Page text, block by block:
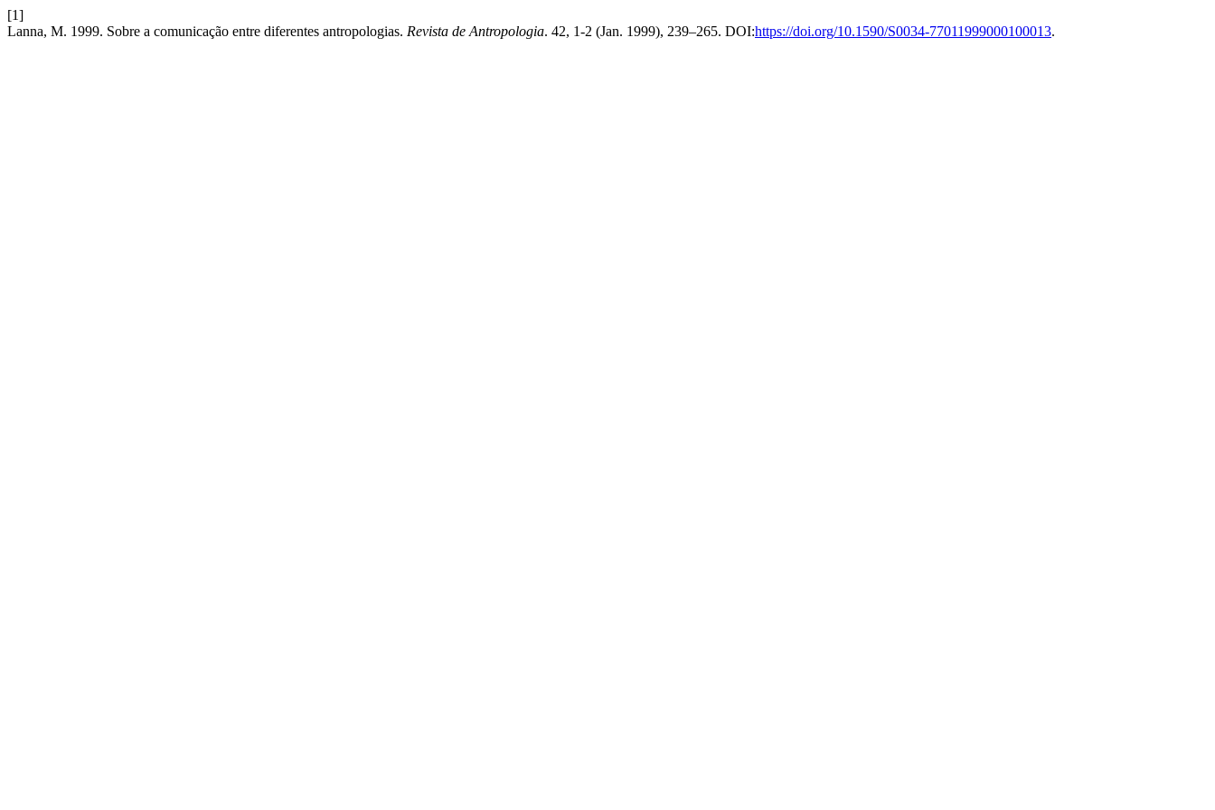
[1]
Lanna, M. 1999. Sobre a comunicação entre diferentes antropologias. Revista de Antropologia. 42, 1-2 (Jan. 1999), 239–265. DOI:https://doi.org/10.1590/S0034-77011999000100013.